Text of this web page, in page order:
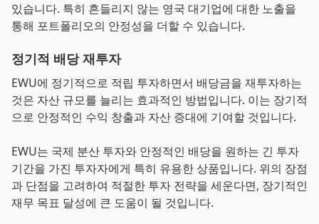
있습니다. 특히 흔들리지 않는 영국 대기업에 대한 노출을
통해 포트폴리오의 안정성을 더할 수 있습니다.
정기적 배당 재투자
EWU에 정기적으로 적립 투자하면서 배당금을 재투자하는
것은 자산 규모를 늘리는 효과적인 방법입니다. 이는 장기적
으로 안정적인 수익 창출과 자산 증대에 기여할 것입니다.
EWU는 국제 분산 투자와 안정적인 배당을 원하는 긴 투자
기간을 가진 투자자에게 특히 유용한 상품입니다. 위의 장점
과 단점을 고려하여 적절한 투자 전략을 세운다면, 장기적인
재무 목표 달성에 큰 도움이 될 것입니다.